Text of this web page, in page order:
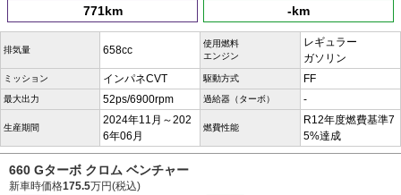
771km -km
排気量 658cc
使用燃料
エンジン
レギュラー
ガソリン
ミッション インパネCVT 駆動方式 FF
最大出力 52ps/6900rpm 過給器（ターボ） -
生産期間
2024年11月～202
6年06月
燃費性能
R12年度燃費基準7
5%達成
660 Gターボ クロム ベンチャー
新車時価格175.5万円(税込)